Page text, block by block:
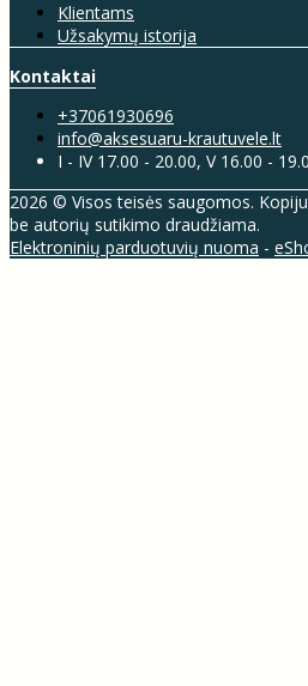
Klientams
Užsakymų istorija
Kontaktai
+37061930696
info@aksesuaru-krautuvele.lt
I - IV 17.00 - 20.00, V 16.00 -
2026 © Visos teisės saugomos.
be autorių sutikimo draudžiama.
Elektroninių parduotuvių nuoma -